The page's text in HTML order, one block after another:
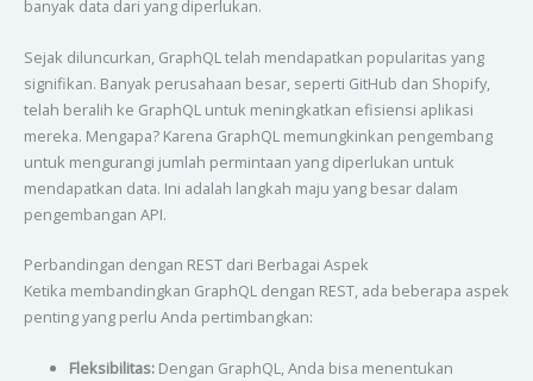
banyak data dari yang diperlukan.
Sejak diluncurkan, GraphQL telah mendapatkan popularitas yang
signifikan. Banyak perusahaan besar, seperti GitHub dan Shopify,
telah beralih ke GraphQL untuk meningkatkan efisiensi aplikasi
mereka. Mengapa? Karena GraphQL memungkinkan pengembang
untuk mengurangi jumlah permintaan yang diperlukan untuk
mendapatkan data. Ini adalah langkah maju yang besar dalam
pengembangan API.
Perbandingan dengan REST dari Berbagai Aspek
Ketika membandingkan GraphQL dengan REST, ada beberapa aspek
penting yang perlu Anda pertimbangkan:
Fleksibilitas:Dengan GraphQL, Anda bisa menentukan